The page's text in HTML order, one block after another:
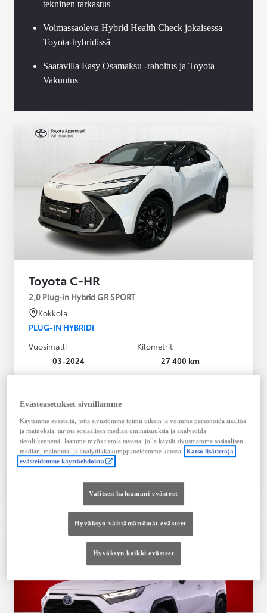
tekninen tarkastus
Voimassaoleva Hybrid Health Check jokaisessa
Toyota-hybridissä
Saatavilla Easy Osamaksu -rahoitus ja Toyota
Vakuutus
Toyota C-HR
2,0 Plug-in Hybrid GR SPORT
Kokkola
PLUG-IN HYBRIDI
Vuosimalli
03-2024
Kilometrit
27 400 km
Käyttövoima
Bensiini
Vaihteisto
Näytä lisää
36 900,00 €
Tutustu autoon
Vertaile
Evästeasetukset sivuillamme
Käytämme evästeitä, jotta sivustomme toimii oikein ja voimme personoida sisältöä
ja mainoksia, tarjota sosiaalisen median ominaisuuksia ja analysoida
tietoliikennettä. Jaamme myös tietoja tavasta, jolla käytät sivustoamme sosiaalisen
median, mainonta- ja analytiikkakumppaneidemme kanssa. Katso lisätietoja
evästeidemme käyttöehdoista
Valitsen haluamani evästeet
Hyväksyn välttämättömät evästeet
Hyväksyn kaikki evästeet